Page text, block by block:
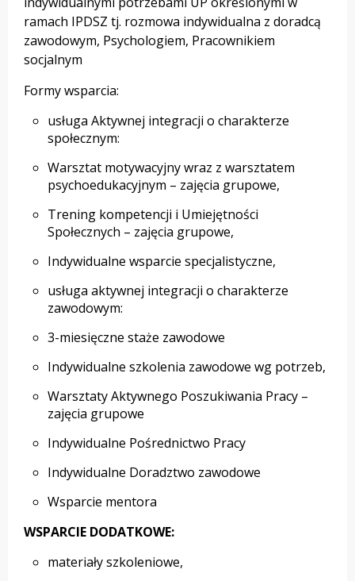
ramach IPDSZ tj. rozmowa indywidualna z doradcą
zawodowym, Psychologiem, Pracownikiem
socjalnym
Formy wsparcia:
usługa Aktywnej integracji o charakterze
społecznym:
Warsztat motywacyjny wraz z warsztatem
psychoedukacyjnym – zajęcia grupowe,
Trening kompetencji i Umiejętności
Społecznych – zajęcia grupowe,
Indywidualne wsparcie specjalistyczne,
usługa aktywnej integracji o charakterze
zawodowym:
3-miesięczne staże zawodowe
Indywidualne szkolenia zawodowe wg potrzeb,
Warsztaty Aktywnego Poszukiwania Pracy –
zajęcia grupowe
Indywidualne Pośrednictwo Pracy
Indywidualne Doradztwo zawodowe
Wsparcie mentora
WSPARCIE DODATKOWE:
materiały szkoleniowe,